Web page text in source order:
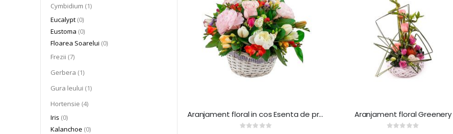
Aranjament floral in cos Esenta de primavera
Rating:
Aranjament floral Greenery
Rating:
Cymbidium 1articol
Eucalypt 0articole
Eustoma 0articole
Floarea Soarelui 0articole
Frezii 7articol
Gerbera 1articol
Gura leului 1articol
Hortensie 4articol
Iris 0articole
Kalanchoe 0articole